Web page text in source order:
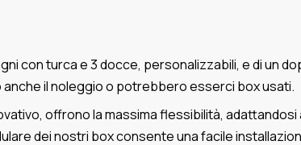
con turca e 3 docce, personalizzabili, e di un
il noleggio o potrebbero esserci box usati.
offrono la massima flessibilità,
dei nostri box consente una facile